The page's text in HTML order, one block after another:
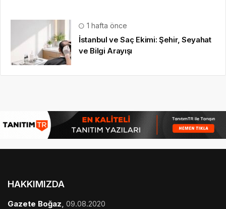
1 hafta önce
İstanbul ve Saç Ekimi: Şehir, Seyahat
ve Bilgi Arayışı
HAKKIMIZDA
Gazete Boğaz, 09.08.2020